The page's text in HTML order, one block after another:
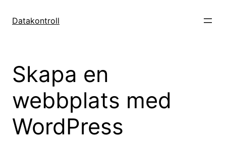
Datakontroll
Skapa en
webbplats med
WordPress